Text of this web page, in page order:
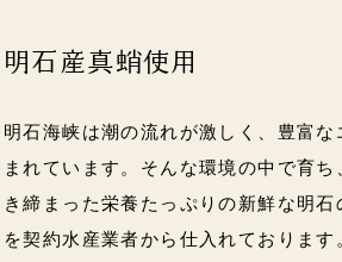
明石産真蛸使用
明石海峡は潮の流れが激しく、豊富な
まれています。そんな環境の中で育ち
き締まった栄養たっぷりの新鮮な明石
を契約水産業者から仕入れております